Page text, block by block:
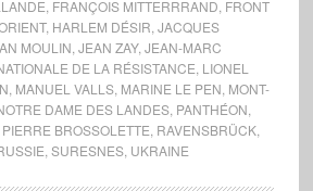
FRANÇOIS MITTERRRAND FRONT
, HARLEM DÉSIR JACQUES
MOULIN JEAN ZAY, JEAN-MARC
DE LA RÉSISTANCE LIONEL
MANUEL VALLS, MARINE LE PEN MONT-
DAME DES LANDES, PANTHÉON
PIERRE BROSSOLETTE RAVENSBRÜCK,
SURESNES, UKRAINE